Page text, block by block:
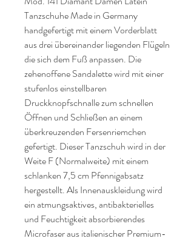
Tanzschuhe Made in Germany
handgefertigt mit einem Vorderblatt
aus drei übereinander liegenden Flügeln
die sich dem Fuß anpassen. Die
zehenoffene Sandalette wird mit einer
stufenlos einstellbaren
Druckknopfschnalle zum schnellen
Öffnen und Schließen an einem
überkreuzenden Fersenriemchen
gefertigt. Dieser Tanzschuh wird in der
Weite F (Normalweite) mit einem
schlanken 7,5 cm Pfennigabsatz
hergestellt. Als Innenauskleidung wird
ein atmungsaktives, antibakterielles
und Feuchtigkeit absorbierendes
Microfaser aus italienischer Premium-